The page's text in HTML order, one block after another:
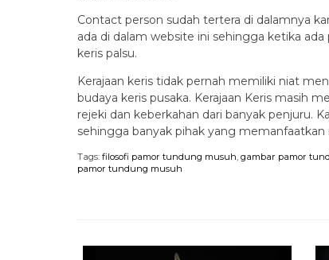
Contact person sudah tertera di dalamnya
ada di dalam website ini sehingga ketika
keris palsu.
Kerajaan keris tidak pernah memiliki niat
budaya keris pusaka. Kerajaan Keris masih
rejeki dan keberkahan dari banyak penjuru.
sehingga banyak pihak yang
Tags: filosofi pamor tundung musuh gambar pamor
pamor tundung musuh